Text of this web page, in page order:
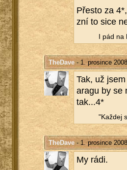
Přes­to za
zní to sice
I pád na
TheDave- 1. prosince
Tak, už
aragu by se
tak...4*
"Kaž­dej
TheDave- 1. prosince
My rádi.